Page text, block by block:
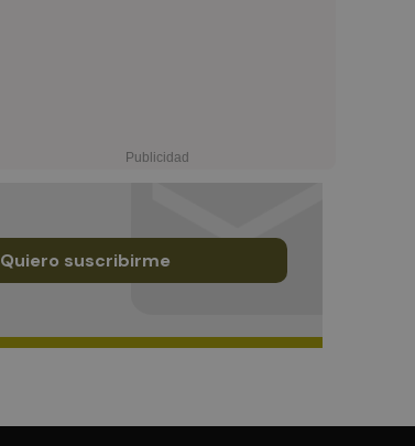
Quiero suscribirme